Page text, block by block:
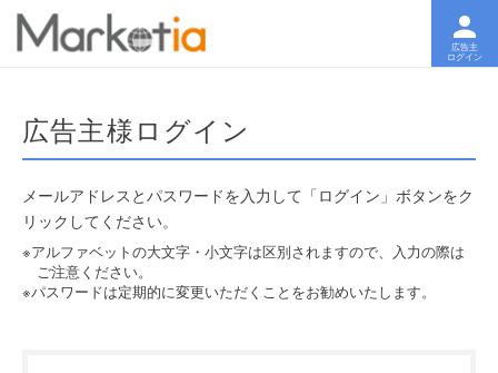
広告主様ログイン
メールアドレスとパスワードを入力して「ログイン」ボタンをク
リックしてください。
※アルファベットの大文字・小文字は区別されますので、入力の際は
ご注意ください。
※パスワードは定期的に変更いただくことをお勧めいたします。